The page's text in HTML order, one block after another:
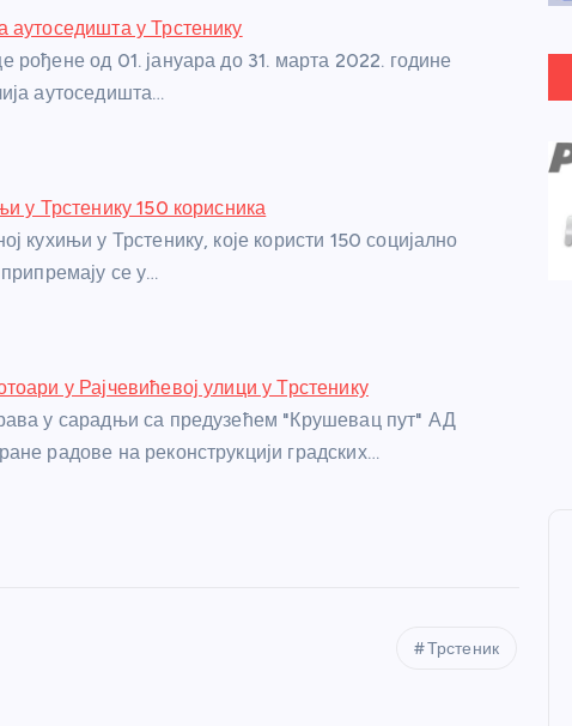
аутоседишта у Трстенику
рођене од 01. јануара до 31. марта 2022. године
аутоседишта…
у Трстенику 150 корисника
кухињи у Трстенику, које користи 150 социјално
се у…
у Рајчевићевој улици у Трстенику
у сарадњи са предузећем "Крушевац пут" АД
радове на реконструкцији градских…
Трстеник